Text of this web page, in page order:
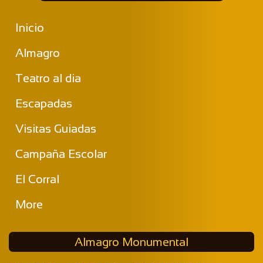
Inicio
Almagro
Teatro al dia
Escapadas
Visitas Guiadas
Campaña Escolar
El Corral
More
Almagro Monumental